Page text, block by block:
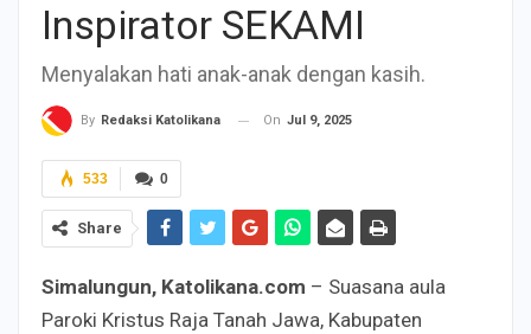
Inspirator SEKAMI
Menyalakan hati anak-anak dengan kasih.
By Redaksi Katolikana On Jul 9, 2025
0
533
Share
Simalungun, Katolikana.com – Suasana aula
Paroki Kristus Raja Tanah Jawa, Kabupaten